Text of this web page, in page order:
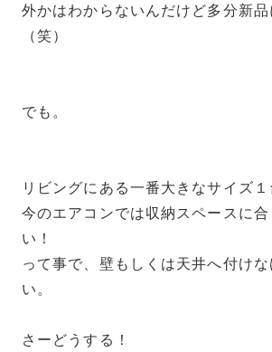
外かはわからないんだけど多分新
（笑）
でも。
リビングにある一番大きなサイズ
今のエアコンでは収納スペースに
い！
って事で、壁もしくは天井へ付け
い。
さーどうする！